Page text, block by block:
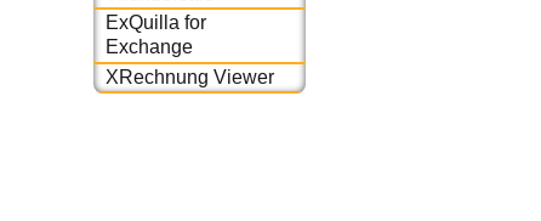
ExQuilla for
Exchange
XRechnung Viewer